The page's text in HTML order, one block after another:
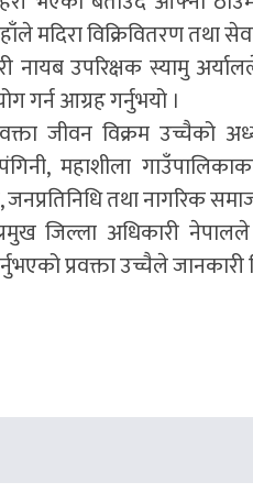
मदिरा विक्रिवितरण तथा
नायब उपरिक्षक स्यामु
गर्न आग्रह गर्नुभयो ।
जीवन विक्रम उच्चैको
महाशीला
तथा नागरिक
जिल्ला अधिकारी
प्रवक्ता उच्चैले जानकारी